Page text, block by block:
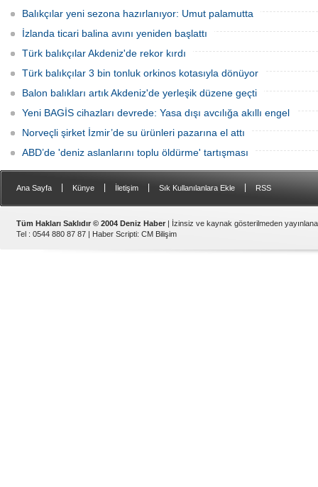
Balıkçılar yeni sezona hazırlanıyor: Umut palamutta
İzlanda ticari balina avını yeniden başlattı
Türk balıkçılar Akdeniz'de rekor kırdı
Türk balıkçılar 3 bin tonluk orkinos kotasıyla dönüyor
Balon balıkları artık Akdeniz'de yerleşik düzene geçti
Yeni BAGİS cihazları devrede: Yasa dışı avcılığa akıllı engel
Norveçli şirket İzmir’de su ürünleri pazarına el attı
ABD’de 'deniz aslanlarını toplu öldürme' tartışması
Ana Sayfa Künye İletişim Sık Kullanılanlara Ekle RSS
Tüm Hakları Saklıdır © 2004 Deniz Haber | İzinsiz ve kaynak gösterilmeden
Tel : 0544 880 87 87 | Haber Scripti: CM Bilişim